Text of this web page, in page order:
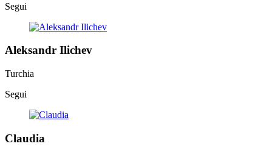
Segui
Aleksandr Ilichev
Turchia
Segui
Claudia